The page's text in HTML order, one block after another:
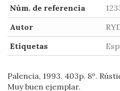
Núm. de referencia
Autor
Etiquetas
Palencia, 1993. 403p. 8º.
Muy buen ejemplar.